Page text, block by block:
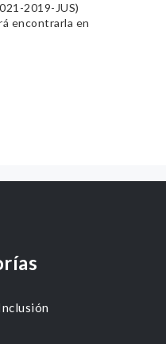
2019-JUS)
encontrarla en